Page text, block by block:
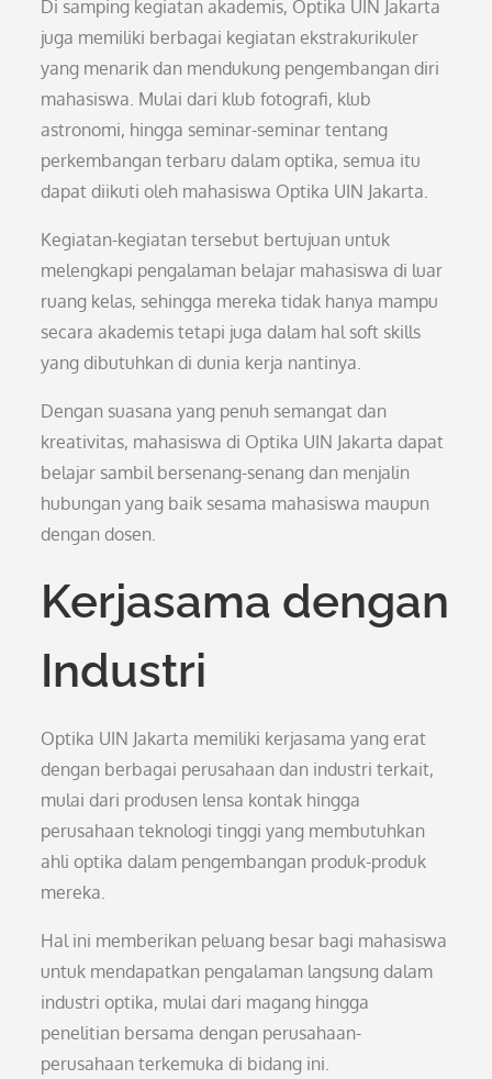
Di samping kegiatan akademis, Optika UIN Jakarta
juga memiliki berbagai kegiatan ekstrakurikuler
yang menarik dan mendukung pengembangan diri
mahasiswa. Mulai dari klub fotografi, klub
astronomi, hingga seminar-seminar tentang
perkembangan terbaru dalam optika, semua itu
dapat diikuti oleh mahasiswa Optika UIN Jakarta.
Kegiatan-kegiatan tersebut bertujuan untuk
melengkapi pengalaman belajar mahasiswa di luar
ruang kelas, sehingga mereka tidak hanya mampu
secara akademis tetapi juga dalam hal soft skills
yang dibutuhkan di dunia kerja nantinya.
Dengan suasana yang penuh semangat dan
kreativitas, mahasiswa di Optika UIN Jakarta dapat
belajar sambil bersenang-senang dan menjalin
hubungan yang baik sesama mahasiswa maupun
dengan dosen.
Kerjasama dengan
Industri
Optika UIN Jakarta memiliki kerjasama yang erat
dengan berbagai perusahaan dan industri terkait,
mulai dari produsen lensa kontak hingga
perusahaan teknologi tinggi yang membutuhkan
ahli optika dalam pengembangan produk-produk
mereka.
Hal ini memberikan peluang besar bagi mahasiswa
untuk mendapatkan pengalaman langsung dalam
industri optika, mulai dari magang hingga
penelitian bersama dengan perusahaan-
perusahaan terkemuka di bidang ini.